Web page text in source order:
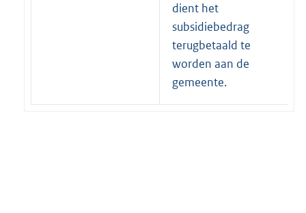
dient het
subsidiebedrag
terugbetaald te
worden aan de
gemeente.